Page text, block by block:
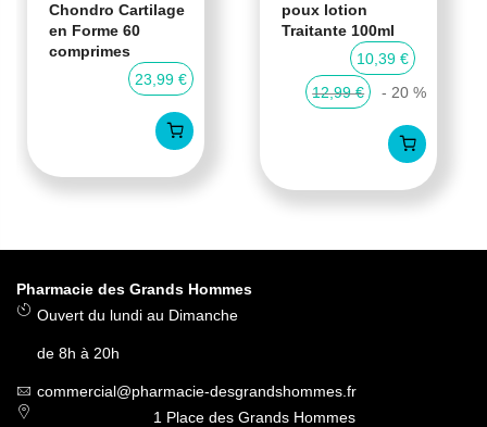
Chondro Cartilage
en Forme 60
comprimes
23,99 €
poux lotion
Traitante 100ml
10,39 €
12,99 €
- 20 %
Pharmacie des Grands Hommes
Ouvert du lundi au Dimanche
de 8h à 20h
commercial@pharmacie-desgrandshommes.fr
1 Place des Grands Hommes